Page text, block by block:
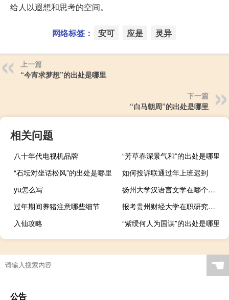
给人以遐想和思考的空间。
网络标签： 安可 应是 灵异
上一篇
“今宵求梦想”的出处是哪里
下一篇
“白马朝周”的出处是哪里
相关问题
八十年代电视机品牌
“芳草春深景气和”的出处是哪里
“石坛对坐话松风”的出处是哪里
如何投诉联通过年上班迟到
yu怎么写
扬州大学汉语言文学在哪个校区
过年期间养猪注意哪些细节
报考贵州财经大学在职研究生流程如何报考
入仙攻略
“紫绶何人为国谋”的出处是哪里
☚
公告